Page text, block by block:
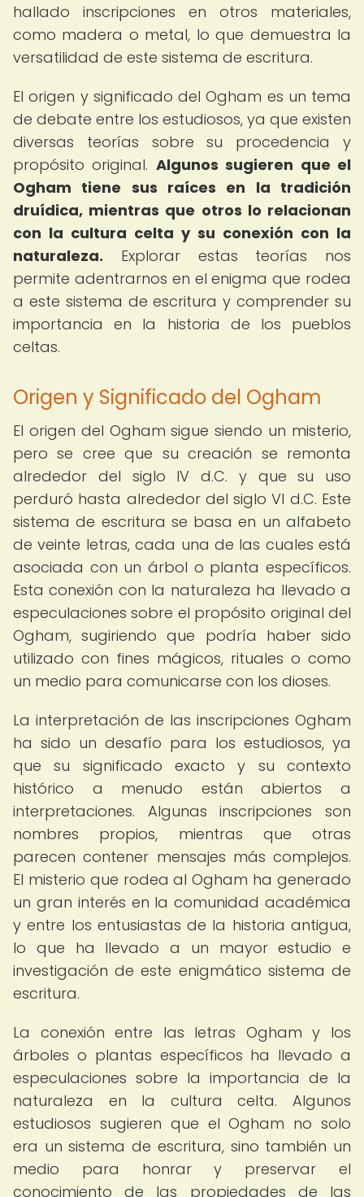
hallado inscripciones en otros materiales,
como madera o metal, lo que demuestra la
versatilidad de este sistema de escritura.
El origen y significado del Ogham es un tema
de debate entre los estudiosos, ya que existen
diversas teorías sobre su procedencia y
propósito original. Algunos sugieren que el
Ogham tiene sus raíces en la tradición
druídica, mientras que otros lo relacionan
con la cultura celta y su conexión con la
naturaleza. Explorar estas teorías nos
permite adentrarnos en el enigma que rodea
a este sistema de escritura y comprender su
importancia en la historia de los pueblos
celtas.
Origen y Significado del Ogham
El origen del Ogham sigue siendo un misterio,
pero se cree que su creación se remonta
alrededor del siglo IV d.C. y que su uso
perduró hasta alrededor del siglo VI d.C. Este
sistema de escritura se basa en un alfabeto
de veinte letras, cada una de las cuales está
asociada con un árbol o planta específicos.
Esta conexión con la naturaleza ha llevado a
especulaciones sobre el propósito original del
Ogham, sugiriendo que podría haber sido
utilizado con fines mágicos, rituales o como
un medio para comunicarse con los dioses.
La interpretación de las inscripciones Ogham
ha sido un desafío para los estudiosos, ya
que su significado exacto y su contexto
histórico a menudo están abiertos a
interpretaciones. Algunas inscripciones son
nombres propios, mientras que otras
parecen contener mensajes más complejos.
El misterio que rodea al Ogham ha generado
un gran interés en la comunidad académica
y entre los entusiastas de la historia antigua,
lo que ha llevado a un mayor estudio e
investigación de este enigmático sistema de
escritura.
La conexión entre las letras Ogham y los
árboles o plantas específicos ha llevado a
especulaciones sobre la importancia de la
naturaleza en la cultura celta. Algunos
estudiosos sugieren que el Ogham no solo
era un sistema de escritura, sino también un
medio para honrar y preservar el
conocimiento de las propiedades de las